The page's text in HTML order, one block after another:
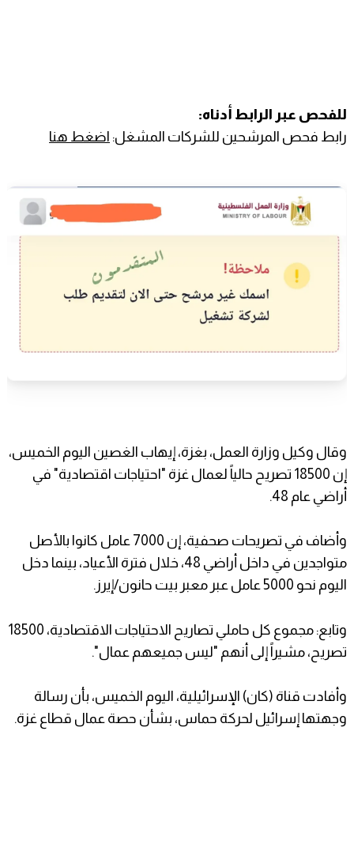
للفحص عبر الرابط أدناه:
رابط فحص المرشحين للشركات المشغل: اضغط هنا
وقال وكيل وزارة العمل، بغزة، إيهاب الغصين اليوم الخميس،
إن 18500 تصريح حالياً لعمال غزة "احتياجات اقتصادية" في
أراضي عام 48.
وأضاف في تصريحات صحفية، إن 7000 عامل كانوا بالأصل
متواجدين في داخل أراضي 48، خلال فترة الأعياد، بينما دخل
اليوم نحو 5000 عامل عبر معبر بيت حانون/إيرز.
وتابع: مجموع كل حاملي تصاريح الاحتياجات الاقتصادية، 18500
تصريح، مشيراً إلى أنهم "ليس جميعهم عمال".
وأفادت قناة (كان) الإسرائيلية، اليوم الخميس، بأن رسالة
وجهتها إسرائيل لحركة حماس، بشأن حصة عمال قطاع غزة.